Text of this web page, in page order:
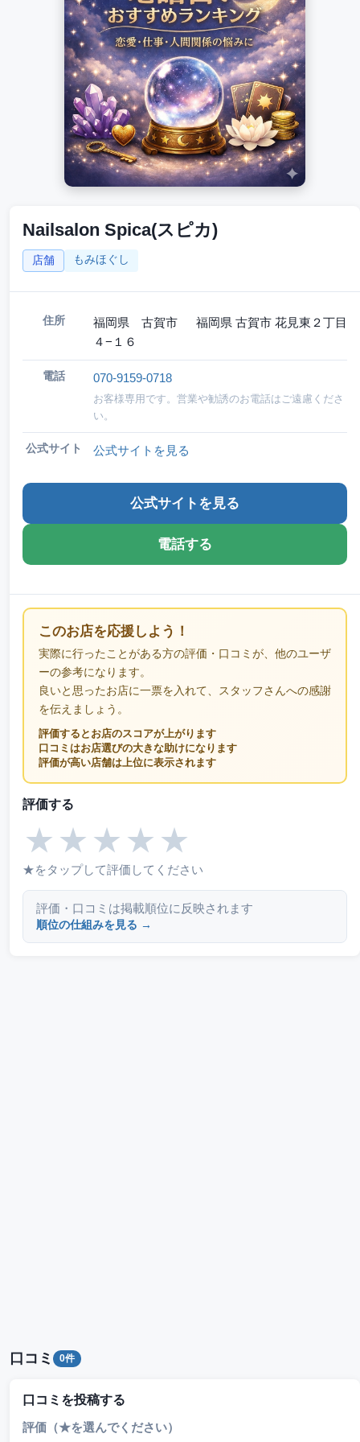
Nailsalon Spica(スピカ)
店舗 もみほぐし
住所
福岡県 古賀市 福岡県 古賀市 花見東２丁目
４−１６
電話 070-9159-0718
お客様専用です。営業や勧誘のお電話はご遠慮くださ
い。
公式サイト 公式サイトを見る
公式サイトを見る
電話する
このお店を応援しよう！
実際に行ったことがある方の評価・口コミが、他のユーザ
ーの参考になります。
良いと思ったお店に一票を入れて、スタッフさんへの感謝
を伝えましょう。
評価するとお店のスコアが上がります
口コミはお店選びの大きな助けになります
評価が高い店舗は上位に表示されます
評価する
★ ★ ★ ★ ★
★をタップして評価してください
評価・口コミは掲載順位に反映されます
順位の仕組みを見る →
口コミ 0件
口コミを投稿する
評価（★を選んでください）